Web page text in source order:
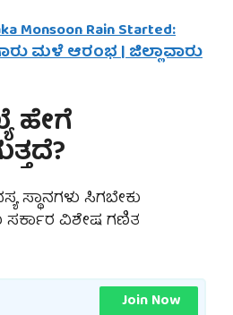
Monsoon Rain Started:
ಮಳೆ ಆರಂಭ | ಜಿಲ್ಲಾವಾರು
ಹೇಗೆ
ಸ್ಥಾನಗಳು ಸಿಗಬೇಕು
ಸರ್ಕಾರ ವಿಶೇಷ ಗಣಿತ
Join Now